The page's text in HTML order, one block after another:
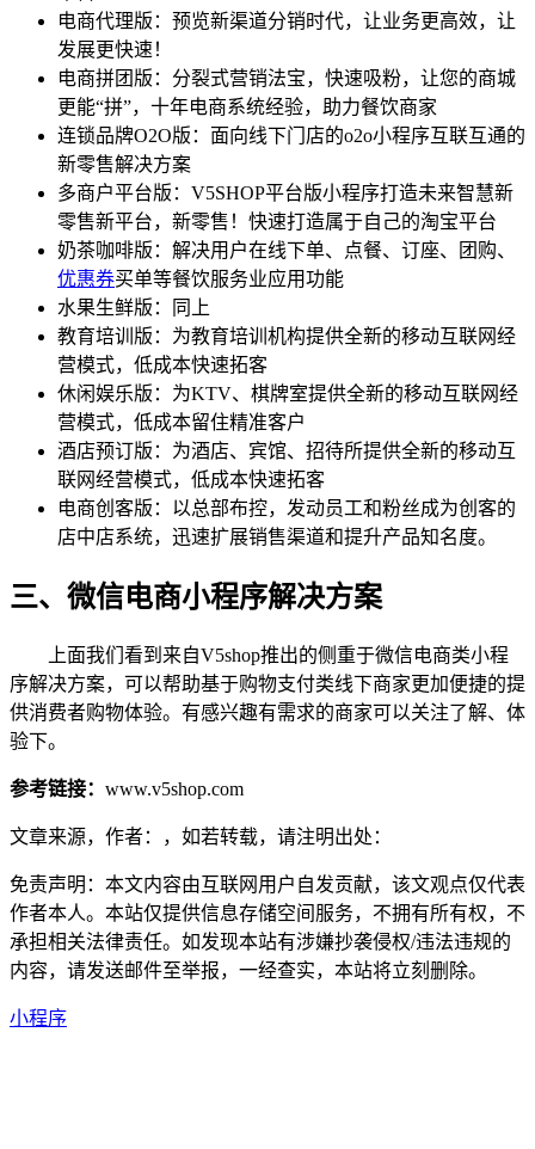
电商代理版：预览新渠道分销时代，让业务更高效，让
发展更快速！
电商拼团版：分裂式营销法宝，快速吸粉，让您的商城
更能“拼”，十年电商系统经验，助力餐饮商家
连锁品牌O2O版：面向线下门店的o2o小程序互联互通的
新零售解决方案
多商户平台版：V5SHOP平台版小程序打造未来智慧新
零售新平台，新零售！快速打造属于自己的淘宝平台
奶茶咖啡版：解决用户在线下单、点餐、订座、团购、
优惠券买单等餐饮服务业应用功能
水果生鲜版：同上
教育培训版：为教育培训机构提供全新的移动互联网经
营模式，低成本快速拓客
休闲娱乐版：为KTV、棋牌室提供全新的移动互联网经
营模式，低成本留住精准客户
酒店预订版：为酒店、宾馆、招待所提供全新的移动互
联网经营模式，低成本快速拓客
电商创客版：以总部布控，发动员工和粉丝成为创客的
店中店系统，迅速扩展销售渠道和提升产品知名度。
三、微信电商小程序解决方案
上面我们看到来自V5shop推出的侧重于微信电商类小程
序解决方案，可以帮助基于购物支付类线下商家更加便捷的提
供消费者购物体验。有感兴趣有需求的商家可以关注了解、体
验下。
参考链接： www.v5shop.com
文章来源，作者：，如若转载，请注明出处：
免责声明：本文内容由互联网用户自发贡献，该文观点仅代表
作者本人。本站仅提供信息存储空间服务，不拥有所有权，不
承担相关法律责任。如发现本站有涉嫌抄袭侵权/违法违规的
内容，请发送邮件至举报，一经查实，本站将立刻删除。
小程序